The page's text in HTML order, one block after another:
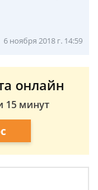
6 ноября 2018 г. 14:59
онлайн
15 минут